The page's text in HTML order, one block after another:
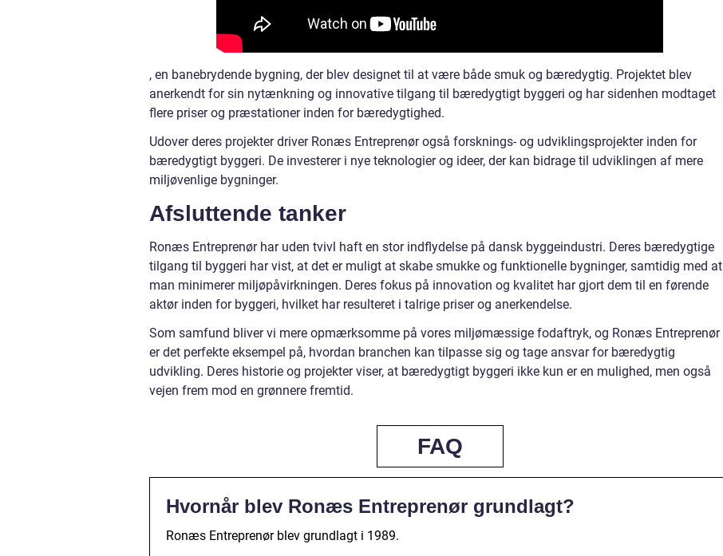
, en banebrydende bygning, der blev designet til at være både smuk og bæredygtig. Projektet blev
anerkendt for sin nytænkning og innovative tilgang til bæredygtigt byggeri og har sidenhen modtaget
flere priser og præstationer inden for bæredygtighed.
Udover deres projekter driver Ronæs Entreprenør også forsknings- og udviklingsprojekter inden for
bæredygtigt byggeri. De investerer i nye teknologier og ideer, der kan bidrage til udviklingen af mere
miljøvenlige bygninger.
Afsluttende tanker
Ronæs Entreprenør har uden tvivl haft en stor indflydelse på dansk byggeindustri. Deres bæredygtige
tilgang til byggeri har vist, at det er muligt at skabe smukke og funktionelle bygninger, samtidig med at
man minimerer miljøpåvirkningen. Deres fokus på innovation og kvalitet har gjort dem til en førende
aktør inden for byggeri, hvilket har resulteret i talrige priser og anerkendelse.
Som samfund bliver vi mere opmærksomme på vores miljømæssige fodaftryk, og Ronæs Entreprenør
er det perfekte eksempel på, hvordan branchen kan tilpasse sig og tage ansvar for bæredygtig
udvikling. Deres historie og projekter viser, at bæredygtigt byggeri ikke kun er en mulighed, men også
vejen frem mod en grønnere fremtid.
FAQ
Hvornår blev Ronæs Entreprenør grundlagt?
Ronæs Entreprenør blev grundlagt i 1989.